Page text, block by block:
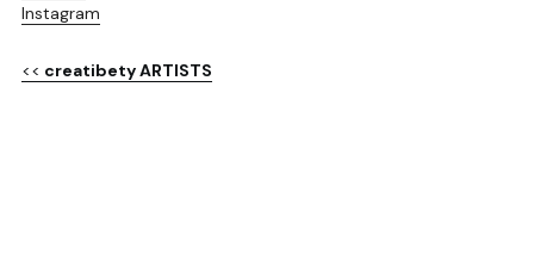
Instagram
<< creatibety ARTISTS